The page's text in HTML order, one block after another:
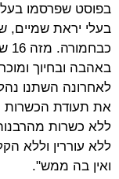
בפוסט שפרסמו
בעלי יראת שמיים,
באהבה ובחיוך
לאחרונה השתנו
את תעודת הכשרות
ללא כשרות
ללא עוררין וללא
ואין בה ממש".